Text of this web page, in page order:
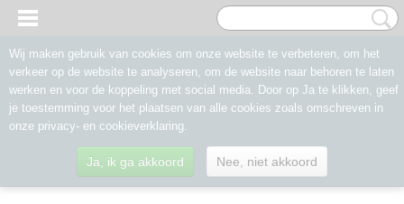
Wij maken gebruik van cookies om onze website te verbeteren, om het
verkeer op de website te analyseren, om de website naar behoren te laten
werken en voor de koppeling met social media. Door op Ja te klikken, geef
je toestemming voor het plaatsen van alle cookies zoals omschreven in
onze privacy- en cookieverklaring.
Ja, ik ga akkoord Nee, niet akkoord